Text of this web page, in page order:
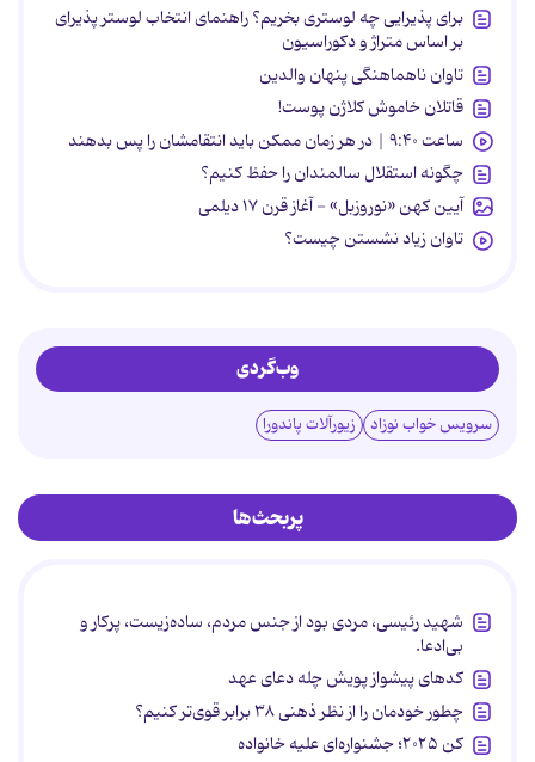
برای پذیرایی چه لوستری بخریم؟ راهنمای انتخاب لوستر پذیرای
بر اساس متراژ و دکوراسیون
تاوان ناهماهنگی پنهان والدین
قاتلان خاموش کلاژن پوست!
ساعت ۹:۴۰ | در هر زمان ممکن باید انتقامشان را پس بدهند
چگونه استقلال سالمندان را حفظ کنیم؟
آیین کهن «نوروزبل» - آغاز قرن ۱۷ دیلمی
تاوان زیاد نشستن چیست؟
وب‌گردی
سرویس خواب نوزاد زیورآلات پاندورا
پربحث‌ها
شهید رئیسی، مردی بود از جنس مردم، ساده‌زیست، پرکار و
بی‌ادعا.
کدهای پیشواز پویش چله دعای عهد
چطور خودمان را از نظر ذهنی ۳۸ برابر قوی‌تر کنیم؟
کن ۲۰۲۵؛ جشنواره‌ای علیه خانواده